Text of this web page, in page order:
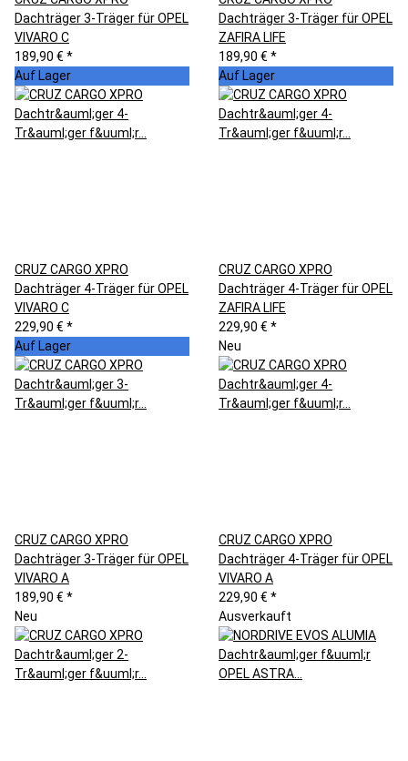
Dachträger 3-Träger für OPEL
VIVARO C
189,90 € *
Dachträger 3-Träger für OPEL
ZAFIRA LIFE
189,90 € *
Auf Lager
CRUZ CARGO XPRO
Dachträger 4-Träger für OPEL
VIVARO C
229,90 € *
Auf Lager
CRUZ CARGO XPRO
Dachträger 4-Träger für OPEL
ZAFIRA LIFE
229,90 € *
Auf Lager
CRUZ CARGO XPRO
Dachträger 3-Träger für OPEL
VIVARO A
189,90 € *
Neu
CRUZ CARGO XPRO
Dachträger 4-Träger für OPEL
VIVARO A
229,90 € *
Neu
Ausverkauft